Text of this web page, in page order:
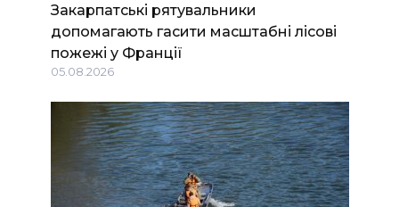
Закарпатські рятувальники
допомагають гасити масштабні лісові
пожежі у Франції
05.08.2026